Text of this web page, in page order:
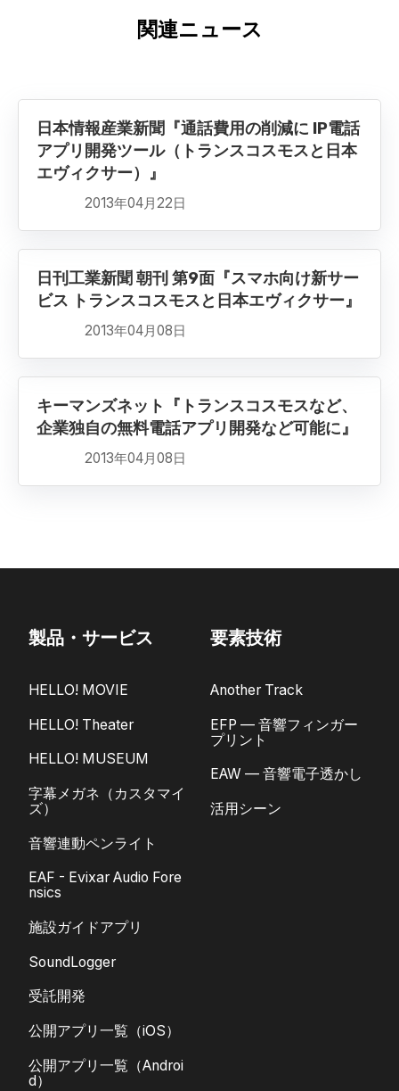
関連ニュース
日本情報産業新聞『通話費用の削減に IP電話
アプリ開発ツール（トランスコスモスと日本
エヴィクサー）』
2013年04月22日
日刊工業新聞 朝刊 第9面『スマホ向け新サー
ビス トランスコスモスと日本エヴィクサー』
2013年04月08日
キーマンズネット『トランスコスモスなど、
企業独自の無料電話アプリ開発など可能に』
2013年04月08日
製品・サービス
HELLO! MOVIE
HELLO! Theater
HELLO! MUSEUM
字幕メガネ（カスタマイ
ズ）
音響連動ペンライト
EAF - Evixar Audio Fore
nsics
施設ガイドアプリ
SoundLogger
受託開発
公開アプリ一覧（iOS）
公開アプリ一覧（Androi
d）
要素技術
Another Track
EFP — 音響フィンガー
プリント
EAW — 音響電子透かし
活用シーン